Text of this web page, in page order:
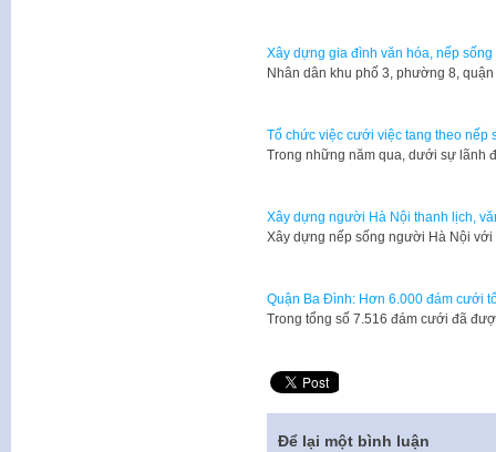
Xây dựng gia đình văn hóa, nếp
Nhân dân khu phố 3, phường 8,
Tổ chức việc cưới việc tang theo nếp
Trong những năm qua, dưới sự lãnh
Xây dựng người Hà Nội thanh lịch,
Xây dựng nếp sống người Hà Nội
Quận Ba Đình: Hơn 6.000 đám cưới
Trong tổng số 7.516 đám cưới đã
Để lại một bình luận